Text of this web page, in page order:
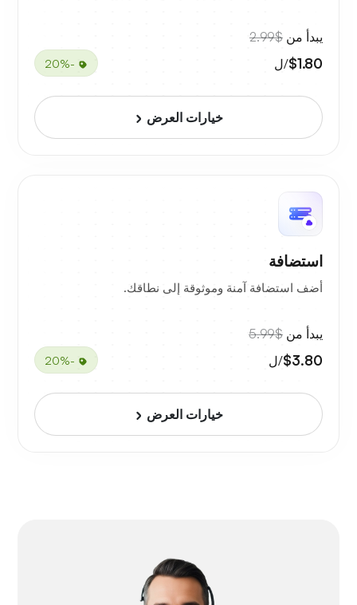
يبدأ من $2.99
$1.80/ل -20%
خيارات العرض
استضافة
أضف استضافة آمنة وموثوقة إلى نطاقك.
يبدأ من $5.99
$3.80/ل -20%
خيارات العرض